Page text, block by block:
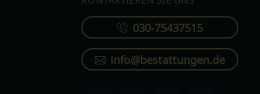
030-75437515
info@bestattungen.de